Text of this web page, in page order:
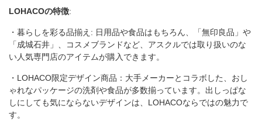
LOHACOの特徴:
・暮らしを彩る品揃え: 日用品や食品はもちろん、「無印良品」や
「成城石井」、コスメブランドなど、アスクルでは取り扱いのな
い人気専門店のアイテムが購入できます。
・LOHACO限定デザイン商品：大手メーカーとコラボした、おし
ゃれなパッケージの洗剤や食品が多数揃っています。出しっぱな
しにしても気にならないデザインは、LOHACOならではの魅力で
す。